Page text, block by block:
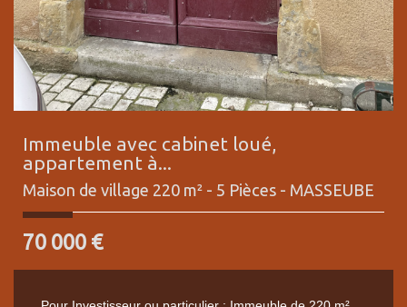
Immeuble avec cabinet loué,
appartement à...
Maison de village 220 m² - 5 Pièces - MASSEUBE
70 000 €